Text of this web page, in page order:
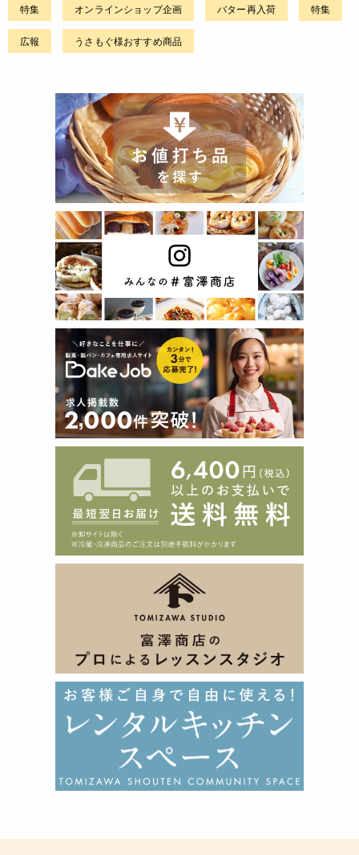
特集 オンラインショップ企画 バター再入荷 特集
広報 うさもぐ様おすすめ商品